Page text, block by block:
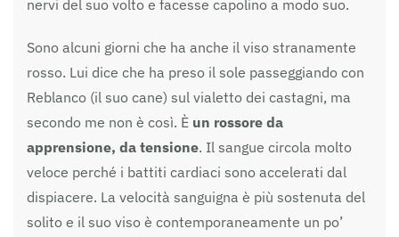
nervi del suo volto e facesse capolino a modo suo.
Sono alcuni giorni che ha anche il viso stranamente
rosso. Lui dice che ha preso il sole passeggiando con
Reblanco (il suo cane) sul vialetto dei castagni, ma
secondo me non è così. È un rossore da
apprensione, da tensione. Il sangue circola molto
veloce perché i battiti cardiaci sono accelerati dal
dispiacere. La velocità sanguigna è più sostenuta del
solito e il suo viso è contemporaneamente un po’